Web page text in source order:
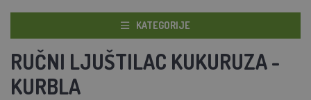
KATEGORIJE
RUČNI LJUŠTILAC KUKURUZA -
KURBLA